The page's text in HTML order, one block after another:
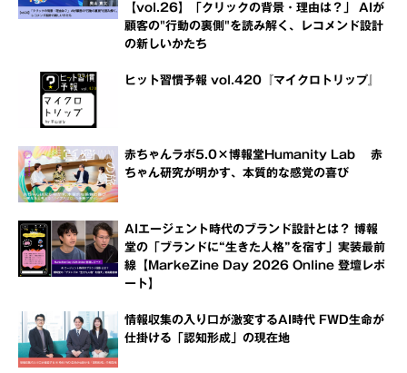
【vol.26】「クリックの背景・理由は？」 AIが
顧客の"行動の裏側"を読み解く、レコメンド設計
の新しいかたち
ヒット習慣予報 vol.420『マイクロトリップ』
赤ちゃんラボ5.0×博報堂Humanity Lab 赤
ちゃん研究が明かす、本質的な感覚の喜び
AIエージェント時代のブランド設計とは？ 博報
堂の「ブランドに“生きた人格”を宿す」実装最前
線【MarkeZine Day 2026 Online 登壇レポ
ート】
情報収集の入り口が激変するAI時代 FWD生命が
仕掛ける「認知形成」の現在地